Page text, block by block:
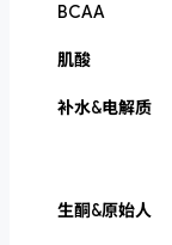
BCAA
肌酸
补水&电解质
生酮&原始人